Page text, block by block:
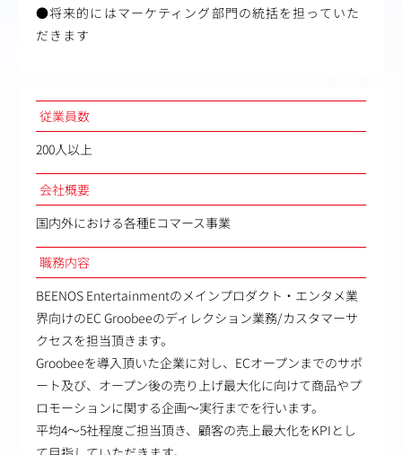
●将来的にはマーケティング部門の統括を担っていた
だきます
従業員数
200人以上
会社概要
国内外における各種Eコマース事業
職務内容
BEENOS Entertainmentのメインプロダクト・エンタメ業
界向けのEC Groobeeのディレクション業務/カスタマーサ
クセスを担当頂きます。
Groobeeを導入頂いた企業に対し、ECオープンまでのサポ
ート及び、オープン後の売り上げ最大化に向けて商品やプ
ロモーションに関する企画～実行までを行います。
平均4～5社程度ご担当頂き、顧客の売上最大化をKPIとし